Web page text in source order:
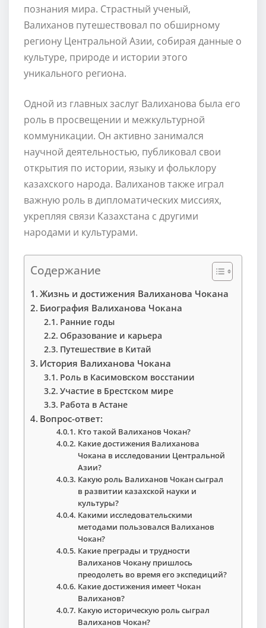
познания мира. Страстный ученый,
Валиханов путешествовал по обширному
региону Центральной Азии, собирая данные о
культуре, природе и истории этого
уникального региона.
Одной из главных заслуг Валиханова была его
роль в просвещении и межкультурной
коммуникации. Он активно занимался
научной деятельностью, публиковал свои
открытия по истории, языку и фольклору
казахского народа. Валиханов также играл
важную роль в дипломатических миссиях,
укрепляя связи Казахстана с другими
народами и культурами.
Содержание
Жизнь и достижения Валиханова Чокана
Биография Валиханова Чокана
Ранние годы
Образование и карьера
Путешествие в Китай
История Валиханова Чокана
Роль в Касимовском восстании
Участие в Брестском мире
Работа в Астане
Вопрос-ответ:
Кто такой Валиханов Чокан?
Какие достижения Валиханова
Чокана в исследовании Центральной
Азии?
Какую роль Валиханов Чокан сыграл
в развитии казахской науки и
культуры?
Какими исследовательскими
методами пользовался Валиханов
Чокан?
Какие преграды и трудности
Валиханов Чокану пришлось
преодолеть во время его экспедиций?
Какие достижения имеет Чокан
Валиханов?
Какую историческую роль сыграл
Валиханов Чокан?